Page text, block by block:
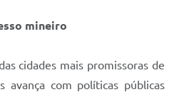
mineiro
cidades mais promissoras de
avança com políticas públicas